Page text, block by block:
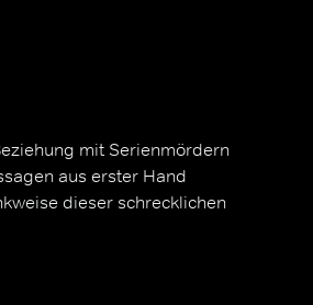
mit Serienmördern
aus erster Hand
dieser schrecklichen